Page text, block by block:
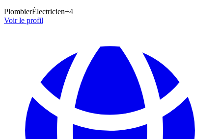
PlombierÉlectricien+4
Voir le profil